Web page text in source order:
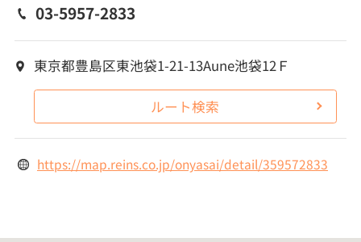
03-5957-2833
東京都豊島区東池袋1-21-13Aune池袋12Ｆ
ルート検索
https://map.reins.co.jp/onyasai/detail/359572833